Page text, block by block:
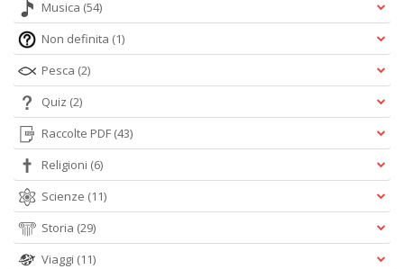
Musica (54)
Non definita (1)
Pesca (2)
Quiz (2)
Raccolte PDF (43)
Religioni (6)
Scienze (11)
Storia (29)
Viaggi (11)